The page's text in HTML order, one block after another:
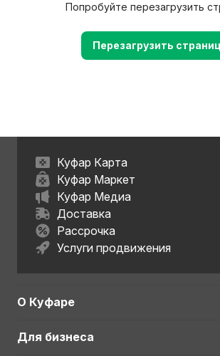
Попробуйте перезагрузить
Перезагрузить
Куфар Карта
Куфар Маркет
Куфар Медиа
Доставка
Рассрочка
Услуги продвижения
О Куфаре
Для бизнеса